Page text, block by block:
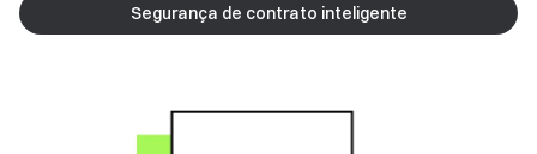
Segurança de contrato inteligente